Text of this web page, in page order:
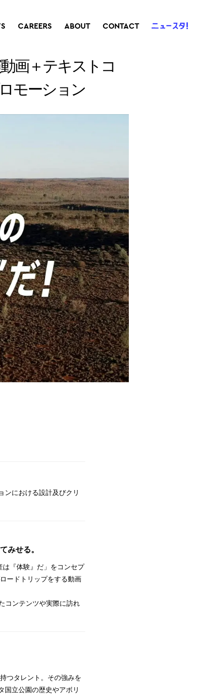
CAREERS ABOUT CONTACT
画＋テキストコ
モーション
ンにおける設計及びクリ
みせる。
『体験』だ」をコンセプ
ードトリップをする動画
コンテンツや実際に訪れ
つタレント。その強みを
国立公園の歴史やアボリ